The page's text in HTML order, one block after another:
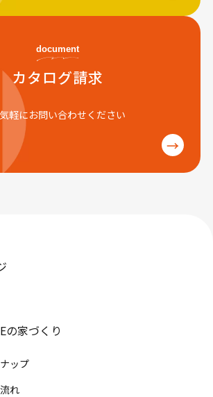
document
カタログ請求
軽にお問い合わせください
→
の家づくり
ップ
れ